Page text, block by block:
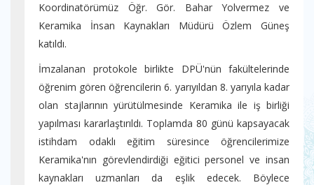
Koordinatörümüz Öğr. Gör. Bahar Yolvermez ve
Keramika İnsan Kaynakları Müdürü Özlem Güneş
katıldı.
İmzalanan protokole birlikte DPÜ'nün fakültelerinde
öğrenim gören öğrencilerin 6. yarıyıldan 8. yarıyıla kadar
olan stajlarının yürütülmesinde Keramika ile iş birliği
yapılması kararlaştırıldı. Toplamda 80 günü kapsayacak
istihdam odaklı eğitim süresince öğrencilerimize
Keramika'nın görevlendirdiği eğitici personel ve insan
kaynakları uzmanları da eşlik edecek. Böylece